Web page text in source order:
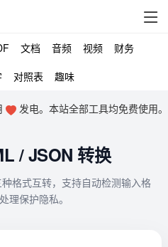
文档 音频 视频
财务
对照表 趣味
发电。本站全部工具均免费使用。
/ JSON 转换
格式互转，支持自动检测输入格
理保护隐私。